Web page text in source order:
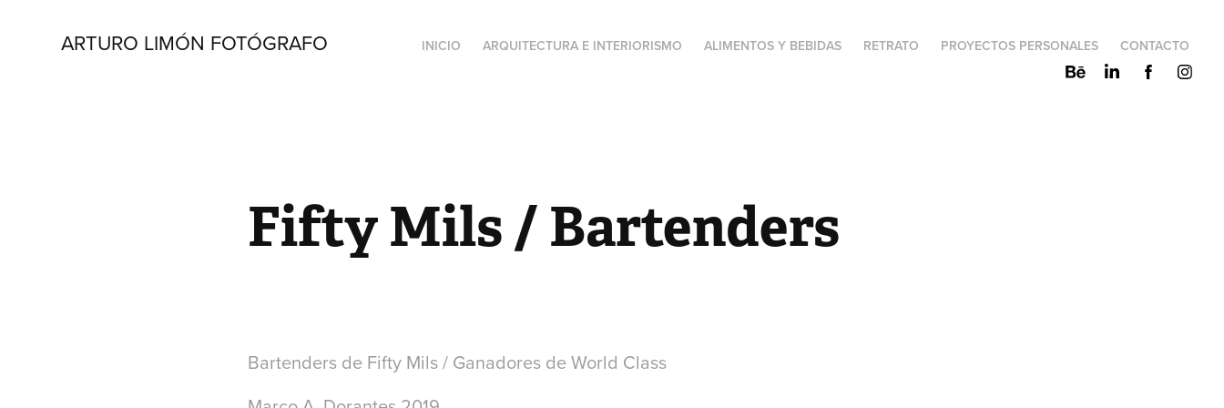
ARTURO LIMÓN FOTÓGRAFO INICIO ARQUITECTURA E INTERIORISMO ALIMENTOS Y BEBIDAS RETRATO PROYECTOS PERSONALES CONTACTO
Fifty Mils / Bartenders
Bartenders de Fifty Mils / Ganadores de World Class